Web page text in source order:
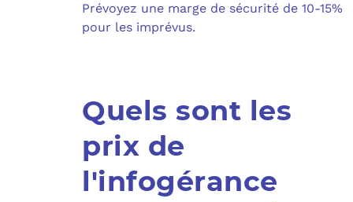
Prévoyez une marge de sécurité de 10-15%
pour les imprévus.
Quels sont les
prix de
l'infogérance